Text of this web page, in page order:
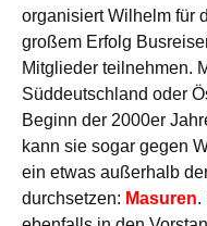
organisiert Wilhelm für
großem Erfolg
Mitglieder teilnehmen.
Süddeutschland oder
Beginn der 2000er
kann sie sogar gegen
ein etwas außerhalb
durchsetzen: Masuren.